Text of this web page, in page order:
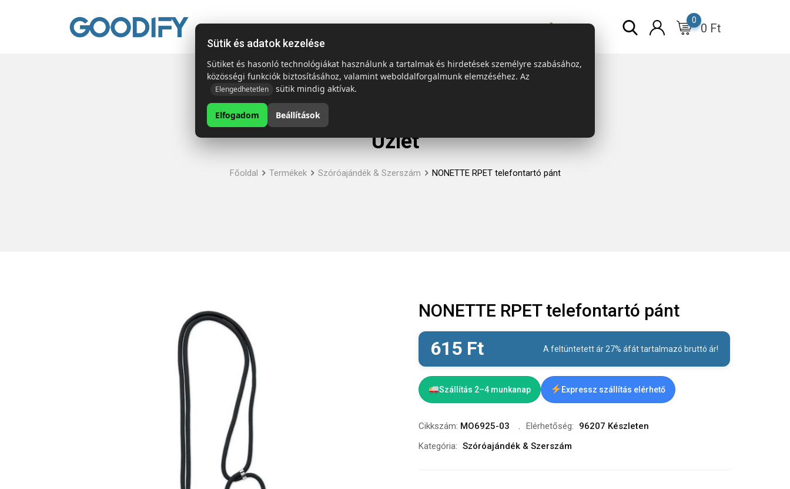
Kezdőlap Termékek Emblémázás és szállítás Tech = Kedvező ár ESG 0 Ft
0
Üzlet
Főoldal Termékek Szóróajándék & Szerszám NONETTE RPET telefontartó pánt
NONETTE RPET telefontartó pánt
615 Ft A feltüntetett ár 27% áfát tartalmazó bruttó ár!
Szállítás 2–4 munkanap Expressz szállítás elérhető
Cikkszám: MO6925-03 Elérhetőség:
96207 Készleten
Kategória: Szóróajándék & Szerszám
Sütik és adatok kezelése
Sütiket és hasonló technológiákat használunk a tartalmak és hirdetések személyre szabásához,
közösségi funkciók biztosításához, valamint weboldalforgalmunk elemzéséhez. Az
Elengedhetetlen sütik mindig aktívak.
Elfogadom Beállítások